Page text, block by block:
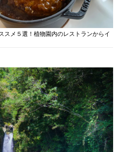
スメ５選！植物園内のレストランからイ